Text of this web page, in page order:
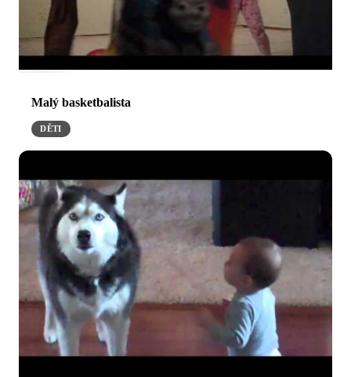
Malý basketbalista
DĚTI